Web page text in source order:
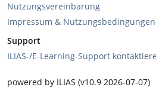
Nutzungsvereinbarung
Impressum & Nutzungsbedingungen
Support
ILIAS-/E-Learning-Support
powered by ILIAS (v10.9 2026-07-07)